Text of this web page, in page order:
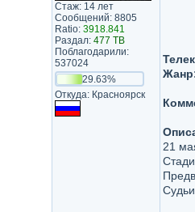
Стаж: 14 лет
Сообщений: 8805
Ratio: 3918.841
Раздал: 477 TB
Поблагодарили:
537024
29.63%
Откуда: Красноярск
21